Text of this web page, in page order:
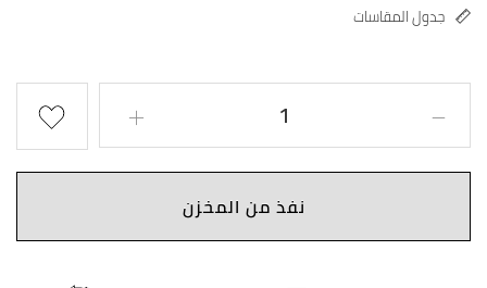
جدول المقاسات
نفذ من المخزن